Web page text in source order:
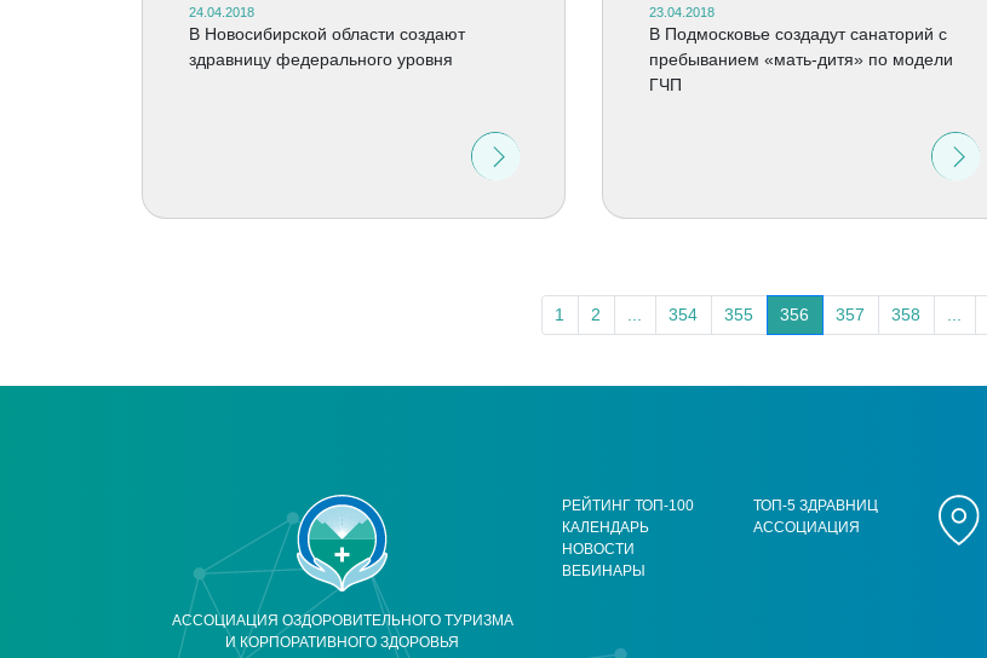
24.04.2018
В Новосибирской области создают
здравницу федерального уровня
23.04.2018
В Подмосковье создадут санаторий с
пребыванием «мать-дитя» по модели
ГЧП
1 2 354 355 356 357 358
АССОЦИАЦИЯ ОЗДОРОВИТЕЛЬНОГО ТУРИЗМА
И КОРПОРАТИВНОГО ЗДОРОВЬЯ
РЕЙТИНГ ТОП-100
КАЛЕНДАРЬ
НОВОСТИ
ВЕБИНАРЫ
ТОП-5 ЗДРАВНИЦ
АССОЦИАЦИЯ